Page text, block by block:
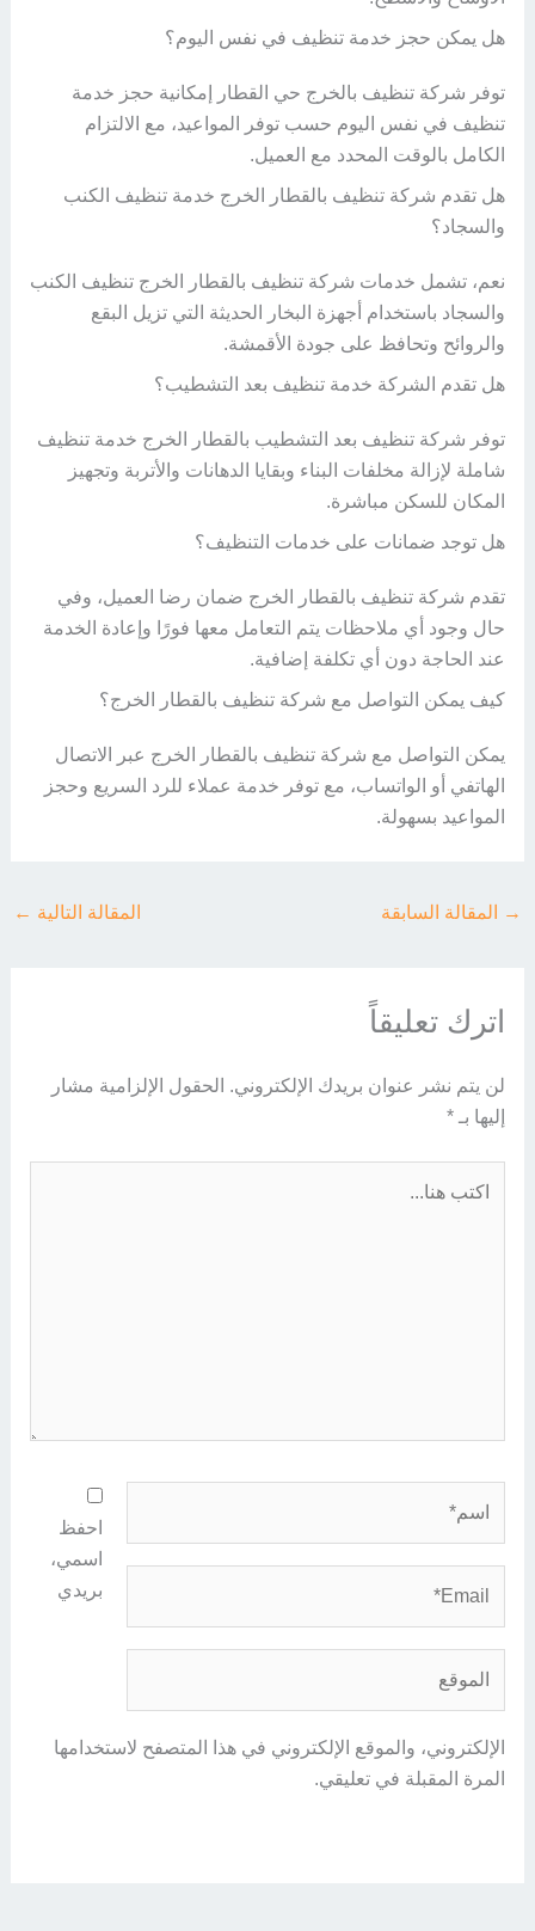
هل يمكن حجز خدمة تنظيف في نفس اليوم؟
توفر شركة تنظيف بالخرج حي القطار إمكانية حجز خدمة
تنظيف في نفس اليوم حسب توفر المواعيد، مع الالتزام
الكامل بالوقت المحدد مع العميل.
هل تقدم شركة تنظيف بالقطار الخرج خدمة تنظيف الكنب
والسجاد؟
نعم، تشمل خدمات شركة تنظيف بالقطار الخرج تنظيف الكنب
والسجاد باستخدام أجهزة البخار الحديثة التي تزيل البقع
والروائح وتحافظ على جودة الأقمشة.
هل تقدم الشركة خدمة تنظيف بعد التشطيب؟
توفر شركة تنظيف بعد التشطيب بالقطار الخرج خدمة تنظيف
شاملة لإزالة مخلفات البناء وبقايا الدهانات والأتربة وتجهيز
المكان للسكن مباشرة.
هل توجد ضمانات على خدمات التنظيف؟
تقدم شركة تنظيف بالقطار الخرج ضمان رضا العميل، وفي
حال وجود أي ملاحظات يتم التعامل معها فورًا وإعادة الخدمة
عند الحاجة دون أي تكلفة إضافية.
كيف يمكن التواصل مع شركة تنظيف بالقطار الخرج؟
يمكن التواصل مع شركة تنظيف بالقطار الخرج عبر الاتصال
الهاتفي أو الواتساب، مع توفر خدمة عملاء للرد السريع وحجز
المواعيد بسهولة.
→ المقالة السابقة المقالة التالية ←
اترك تعليقاً
لن يتم نشر عنوان بريدك الإلكتروني. الحقول الإلزامية مشار
إليها بـ *
احفظ
اسمي،
بريدي
الإلكتروني، والموقع الإلكتروني في هذا المتصفح لاستخدامها
المرة المقبلة في تعليقي.